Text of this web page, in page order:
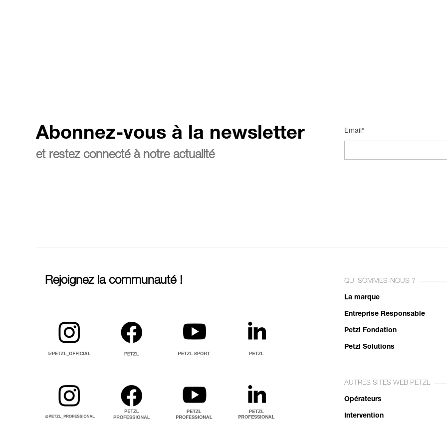
Abonnez-vous à la newsletter
et restez connecté à notre actualité
Email*
Rejoignez la communauté ! QUI SOMMES-NOUS ?
La marque
Entreprise Responsable
Petzl Fondation
Petzl Solutions
AUTRES SITES WEB PETZL
Opérateurs
Intervention